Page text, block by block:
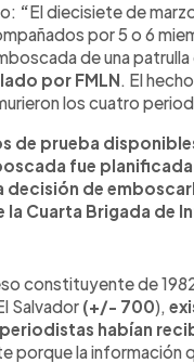
“El diecisiete de
por 5 o 6
de una
por FMLN. El
los cuatro
de prueba
fue
decisión de
Cuarta Brigada de
constituyente de
Salvador (+/- 700),
habían
porque la información